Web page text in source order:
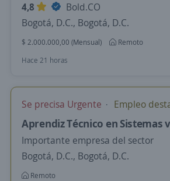
4,8
Bold.CO
Bogotá, D.C., Bogotá, D.C.
$ 2.000.000,00 (Mensual)
Remoto
Hace 21 horas
Se precisa Urgente Empleo
Aprendiz Técnico en Sistemas
Importante empresa del sector
Bogotá, D.C., Bogotá, D.C.
Remoto